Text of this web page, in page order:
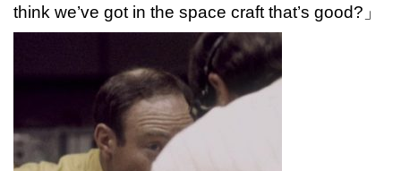
think we’ve got in the space craft that’s good?」